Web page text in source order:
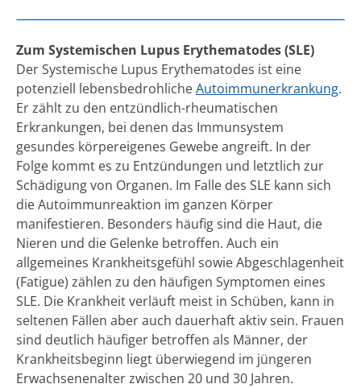
Zum Systemischen Lupus Erythematodes (SLE)
Der Systemische Lupus Erythematodes ist eine
potenziell lebensbedrohlicheAutoimmunerkrankung.
Er zählt zu den entzündlich-rheumatischen
Erkrankungen, bei denen das Immunsystem
gesundes körpereigenes Gewebe angreift. In der
Folge kommt es zu Entzündungen und letztlich zur
Schädigung von Organen. Im Falle des SLE kann sich
die Autoimmunreaktion im ganzen Körper
manifestieren. Besonders häufig sind die Haut, die
Nieren und die Gelenke betroffen. Auch ein
allgemeines Krankheitsgefühl sowie Abgeschlagenheit
(Fatigue) zählen zu den häufigen Symptomen eines
SLE. Die Krankheit verläuft meist in Schüben, kann in
seltenen Fällen aber auch dauerhaft aktiv sein. Frauen
sind deutlich häufiger betroffen als Männer, der
Krankheitsbeginn liegt überwiegend im jüngeren
Erwachsenenalter zwischen 20 und 30 Jahren.